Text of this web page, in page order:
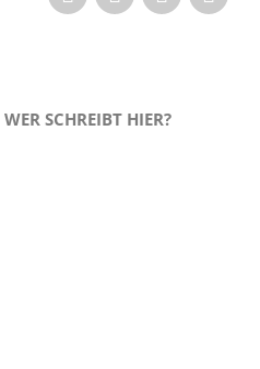
WER SCHREIBT HIER?